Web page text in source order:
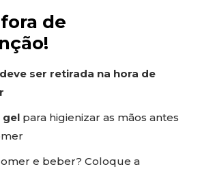
de
ser retirada na hora de
gel para higienizar as mãos antes
e beber? Coloque a